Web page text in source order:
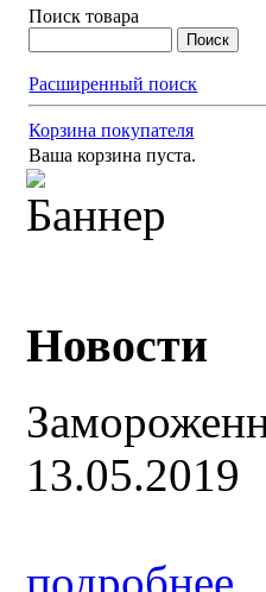
Поиск товара
Расширенный поиск
Корзина покупателя
Ваша корзина пуста.
Новости
13.05.2019